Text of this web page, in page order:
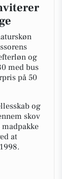
og
med bus
på 50
og
skov
at